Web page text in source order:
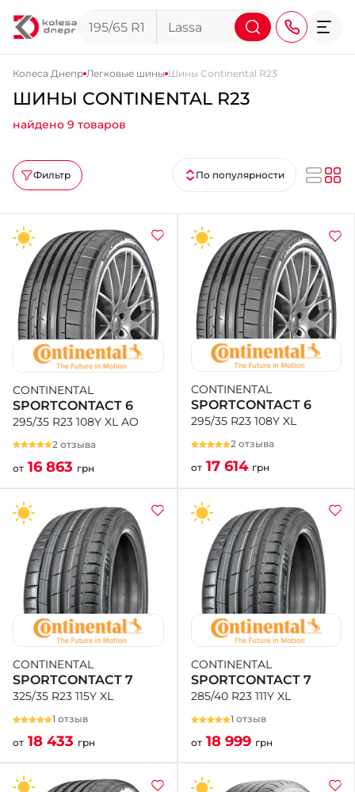
+38 (095) 276-44-44
+38 (067) 911-14-14
- на Щепкина
+38 (098) 911-911-0
- на Тополе
+38 (098) 911-911-4
- на Калиновой
+38 (077) 7-184-184
- Донецкое шоссе
+38 (050)-911-911-2
- Щепкина
+38 (099)-643-33-77
- Тополь
+38 (068)-923-74-19
- Калиновая
Колеса Днепр Легковые шины Шины Continental R23
ШИНЫ CONTINENTAL R23
найдено 9 товаров
Фильтр По популярности
CONTINENTAL
SPORTCONTACT 6
295/35 R23 108Y XL AO
2 отзыва
от 16 863 грн
CONTINENTAL
SPORTCONTACT 6
295/35 R23 108Y XL
2 отзыва
от 17 614 грн
CONTINENTAL
SPORTCONTACT 7
325/35 R23 115Y XL
1 отзыв
от 18 433 грн
CONTINENTAL
SPORTCONTACT 7
285/40 R23 111Y XL
1 отзыв
от 18 999 грн